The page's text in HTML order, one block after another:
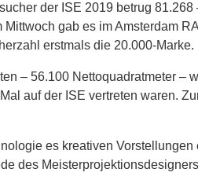
der ISE 2019 betrug
gab es im Amsterdam
erstmals die 20.000-Marke.
– 56.100 Nettoquadratmeter –
auf der ISE vertreten waren.
es kreativen
des